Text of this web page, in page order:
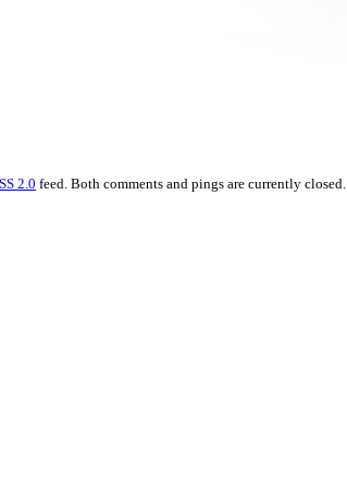
2.0 feed. Both comments and pings are currently closed.